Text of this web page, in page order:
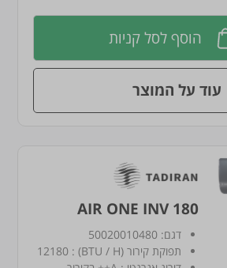
הוסף לסל קניות
עוד על המוצר
AIR ONE INV 180
דגם: 50020010480
תפוקת קירור (BTU / H)
:
12180